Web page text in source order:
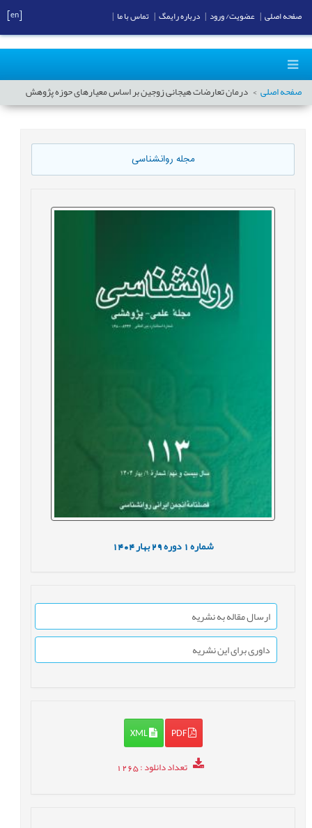
صفحه اصلی درمان تعارضات هیجانی زوجین بر اساس معیارهای حوزه پژوهش
مجله روانشناسی
شماره1 دوره29 بهار1404
ارسال مقاله به نشریه
داوری برای این نشریه
PDF
XML
تعداد دانلود: 1265
صفحه اصلی عضویت/ ورود درباره رایمگ تماس با ما